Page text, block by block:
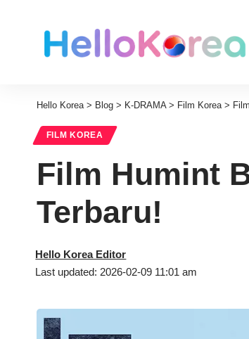
Hello Korea> Blog > K-DRAMA> Film Korea>
FILM KOREA
Film Humint
Terbaru!
Last updated: 2026-02-09 11:01 am
Hello Korea Editor